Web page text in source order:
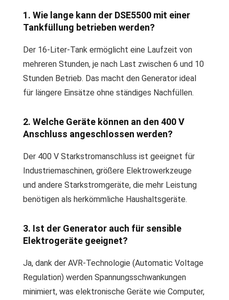
1. Wie lange kann der DSE5500 mit einer
Tankfüllung betrieben werden?
Der 16-Liter-Tank ermöglicht eine Laufzeit von
mehreren Stunden, je nach Last zwischen 6 und 10
Stunden Betrieb. Das macht den Generator ideal
für längere Einsätze ohne ständiges Nachfüllen.
2. Welche Geräte können an den 400 V
Anschluss angeschlossen werden?
Der 400 V Starkstromanschluss ist geeignet für
Industriemaschinen, größere Elektrowerkzeuge
und andere Starkstromgeräte, die mehr Leistung
benötigen als herkömmliche Haushaltsgeräte.
3. Ist der Generator auch für sensible
Elektrogeräte geeignet?
Ja, dank der AVR-Technologie (Automatic Voltage
Regulation) werden Spannungsschwankungen
minimiert, was elektronische Geräte wie Computer,